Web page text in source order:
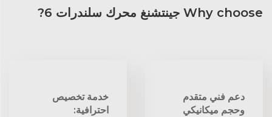
Why choose جينتشنغ محرك سلندرات 6?
دعم فني متقدم
وحجم ميكانيكي
خدمة تخصيص
احترافية: